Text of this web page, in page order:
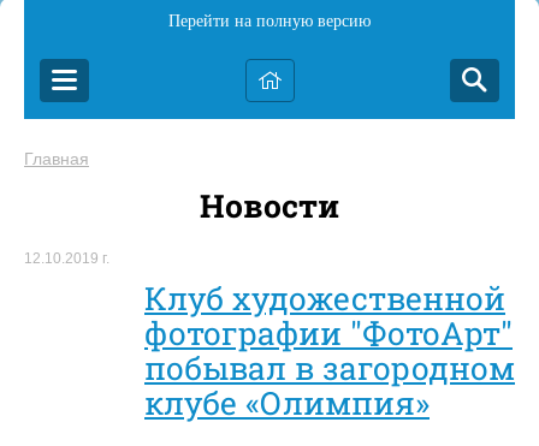
Перейти на полную версию
Главная
Новости
12.10.2019 г.
Клуб художественной
фотографии "ФотоАрт"
побывал в загородном
клубе «Олимпия»